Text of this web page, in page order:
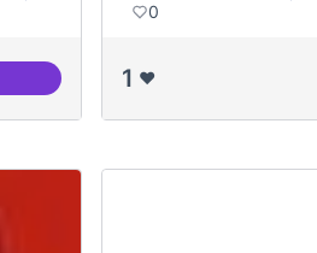
Cívic Can Clariana Cultural
0
1 ❤️